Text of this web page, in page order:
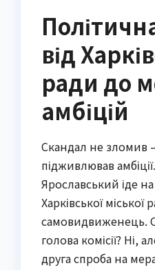
від
ради до
амбіцій
Скандал не зломив
підживлював
Ярославський іде
Харківської міської
самовидвиженець.
голова комісії? Ні,
друга спроба на